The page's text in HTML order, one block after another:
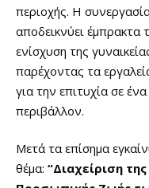
περιοχής. Η
αποδεικνύει έμπρακτα
ενίσχυση της
παρέχοντας τα
για την επιτυχία σε
περιβάλλον.
Μετά τα επίσημα
θέμα: “Διαχείριση